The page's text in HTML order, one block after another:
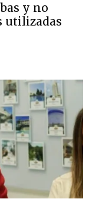
y no
utilizadas